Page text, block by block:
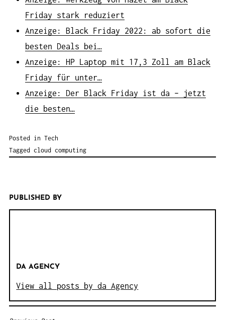
Friday stark reduziert
Anzeige: Black Friday 2022: ab sofort die
besten Deals bei…
Anzeige: HP Laptop mit 17,3 Zoll am Black
Friday für unter…
Anzeige: Der Black Friday ist da – jetzt
die besten…
Posted in Tech
Tagged cloud computing
PUBLISHED BY
DA AGENCY
View all posts by da Agency